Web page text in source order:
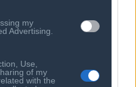
my
Advertising.
Use,
of my
with the